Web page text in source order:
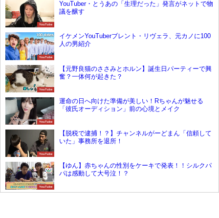
YouTube
YouTuber・とうあの「生理だった」発言がネットで物
議を醸す
YouTube
イケメンYouTuberブレント・リヴェラ、元カノに100
人の男紹介
YouTube
【元野良猫のささみとホルン】誕生日パーティーで興
奮？一体何が起きた？
YouTube
運命の日へ向けた準備が美しい！Rちゃんが魅せる
「彼氏オーディション」前の心境とメイク
YouTube
【脱税で逮捕！？】チャンネルがーどまん「信頼して
いた」事務所を退所！
YouTube
【ゆん】赤ちゃんの性別をケーキで発表！！シルクパ
パは感動して大号泣！？